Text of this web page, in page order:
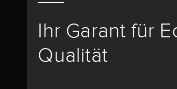
Ihr Garant für
Qualität